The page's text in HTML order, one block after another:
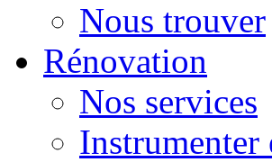
Nous trouver
Rénovation
Nos services
Instrumenter